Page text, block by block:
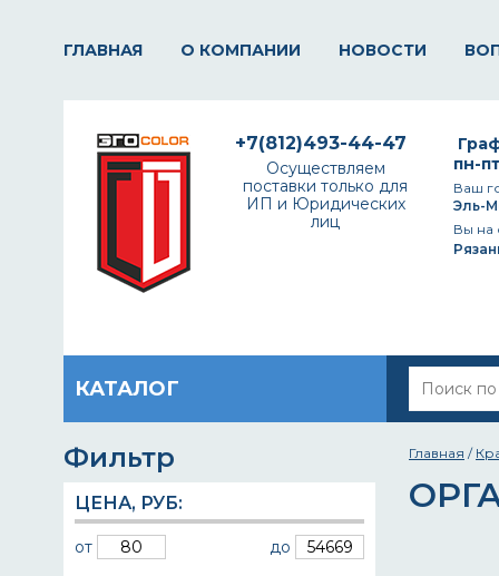
ГЛАВНАЯ О КОМПАНИИ НОВОСТИ
пн-
Ваш
Эль-
Вы на
+7(812)493-44-47
Осуществляем
поставки только для
ИП и Юридических
лиц
КАТАЛОГ
Фильтр
ЦЕНА, РУБ:
от до
Главная /